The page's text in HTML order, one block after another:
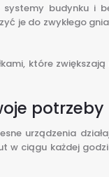
systemy budynku i
je do zwykłego
które zwiększają
potrzeby
urządzenia
ciągu każdej